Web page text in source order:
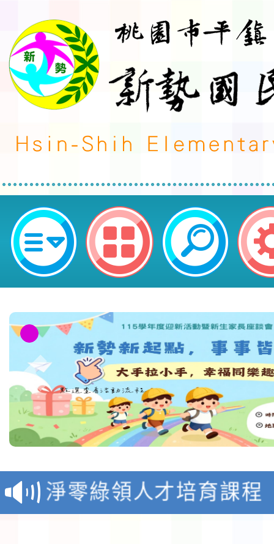
轉知~會稽國中辦理「113學年度
育講座~如何協助孩子建立正向交
市平鎮區新勢國民小學
教育部校安中心白海豚
報
淨零綠領人才培育課程
檢送桃園市115學年度